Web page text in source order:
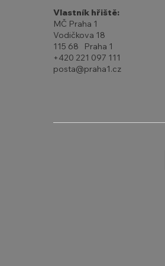
Vlastník hřiště:
MČ Praha 1
Vodičkova 18
115 68 Praha 1
+420 221 097 111
posta@praha1.cz